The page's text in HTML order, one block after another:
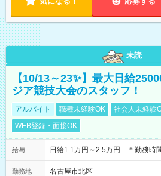
未読
【10/13～23✨】最大日給
ジア競技大会のスタッフ！
アルバイト 職種未経験OK 社会人未経験
WEB登録・面接OK
給与 日給1.1万円～2.5万円 ＊勤務時
勤務地
名古屋市北区